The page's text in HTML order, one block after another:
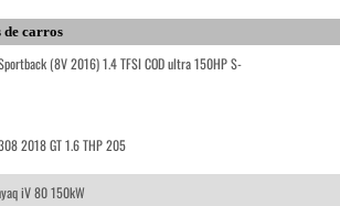
de carros
(8V 2016) 1.4 TFSI COD ultra 150HP S-
2018 GT 1.6 THP 205
iV 80 150kW